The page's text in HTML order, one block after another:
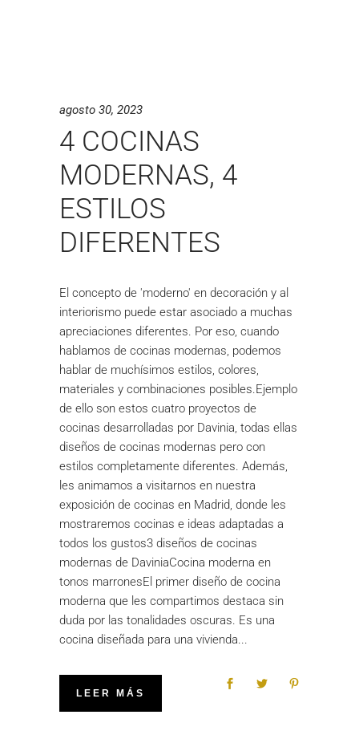
agosto 30, 2023
4 COCINAS
MODERNAS, 4
ESTILOS
DIFERENTES
El concepto de 'moderno' en decoración y al
interiorismo puede estar asociado a muchas
apreciaciones diferentes. Por eso, cuando
hablamos de cocinas modernas, podemos
hablar de muchísimos estilos, colores,
materiales y combinaciones posibles.Ejemplo
de ello son estos cuatro proyectos de
cocinas desarrolladas por Davinia, todas ellas
diseños de cocinas modernas pero con
estilos completamente diferentes. Además,
les animamos a visitarnos en nuestra
exposición de cocinas en Madrid, donde les
mostraremos cocinas e ideas adaptadas a
todos los gustos3 diseños de cocinas
modernas de DaviniaCocina moderna en
tonos marronesEl primer diseño de cocina
moderna que les compartimos destaca sin
duda por las tonalidades oscuras. Es una
cocina diseñada para una vivienda
LEER MÁS